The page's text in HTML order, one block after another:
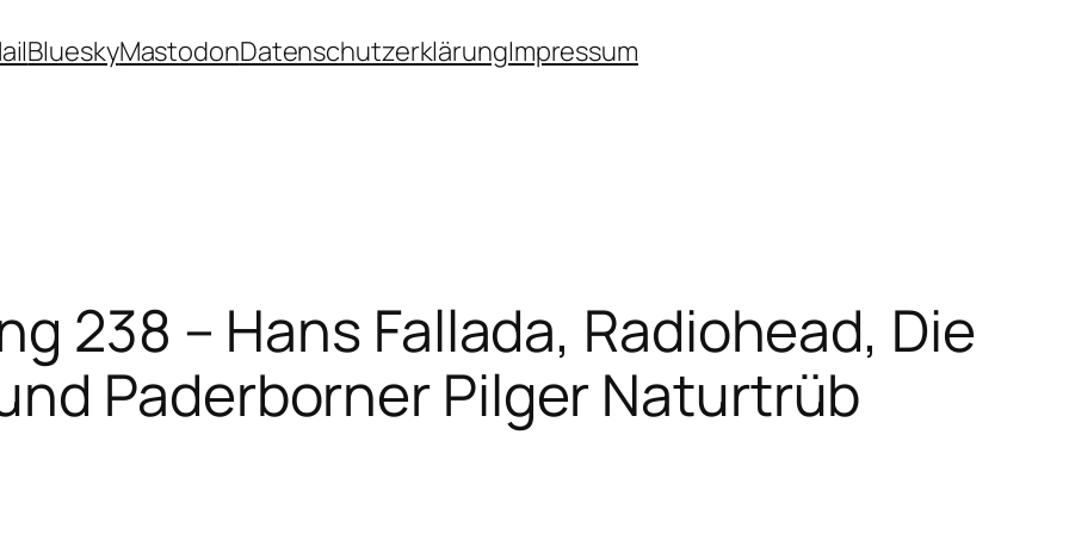
BlueskyMastodonDatenschutzerklärungImpressum
238 – Hans Fallada, Radiohead, Die
Paderborner Pilger Naturtrüb